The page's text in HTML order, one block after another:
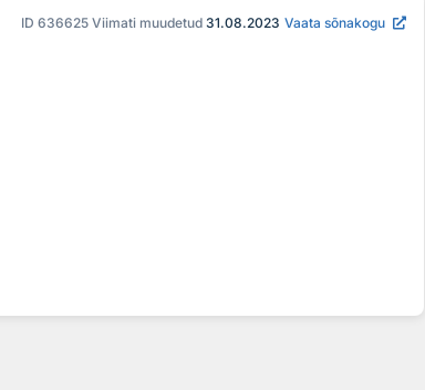
ID 636625 Viimati muudetud 31.08.2023 Vaata sõnakogu